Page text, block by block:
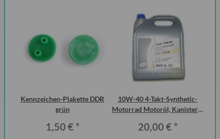
Kennzeichen-Plakette DDR
grün
1,50 € *
10W-40 4-Takt-Synthetic-
Motorrad Motoröl, Kanister 5
20,00 € *